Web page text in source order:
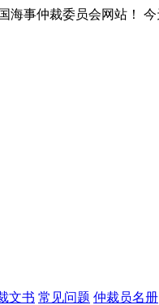
今天是
文书 常见问题 仲裁员名册